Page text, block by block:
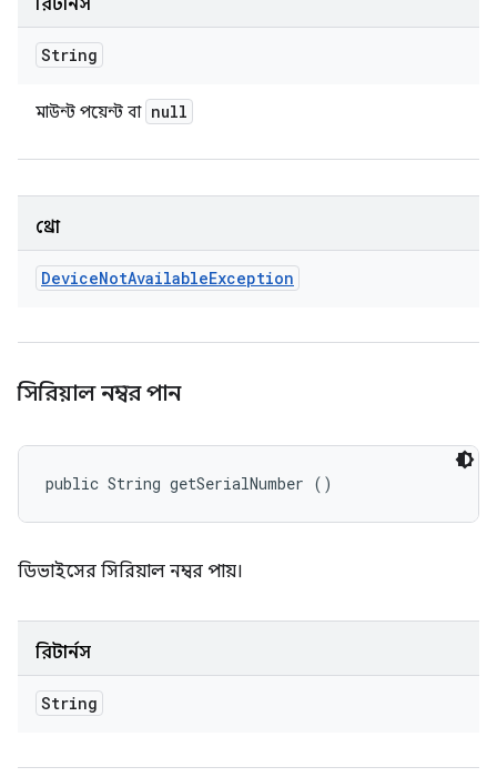
রিটার্নস
String
মাউন্ট পয়েন্ট বা null
থ্রো
DeviceNotAvailableException
সিরিয়াল নম্বর পান
public String getSerialNumber ()
ডিভাইসের সিরিয়াল নম্বর পায়।
রিটার্নস
String